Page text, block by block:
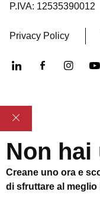
P.IVA: 12535390012
Privacy Policy
Non hai
Creane uno ora e
di sfruttare al